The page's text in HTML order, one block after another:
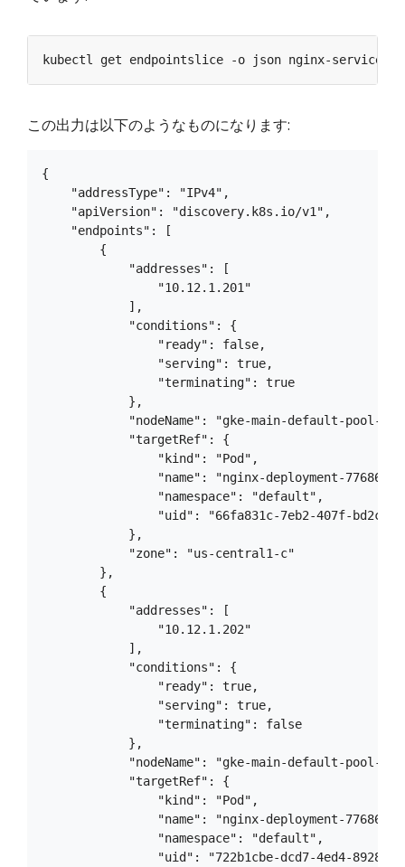
この出力は以下のようなものになります:
{
    "addressType": "IPv4",
    "apiVersion": "discovery.k8s.io/v1",
    "endpoints": [
        {
            "addresses": [
                "10.12.1.201"
            ],
            "conditions": {
                "ready": false,
                "serving": true,
                "terminating": true
            },
"nodeName": "gke-main-default-pool-
            "targetRef": {
                "kind": "Pod",
"name": "nginx-deployment-
                "namespace": "default",
"uid": "66fa831c-7eb2-407f-bd2c-
            },
            "zone": "us-central1-c"
        },
        {
            "addresses": [
                "10.12.1.202"
            ],
            "conditions": {
                "ready": true,
                "serving": true,
                "terminating": false
            },
"nodeName": "gke-main-default-pool-
            "targetRef": {
                "kind": "Pod",
"name": "nginx-deployment-
                "namespace": "default",
"uid": "722b1cbe-dcd7-4ed4-8928-